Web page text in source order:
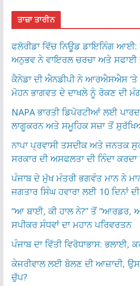
ਤਾਜ਼ਾ ਤਾਰੀਨ
ਫਲੋਰੀਡਾ ਵਿੱਚ ਨਿਊਡ ਡਾਇਨਿੰਗ
ਅਨੁਭਵ ਨੇ ਵਾਇਰਲ ਚਰਚਾ ਅਤੇ ਸਫਾਈ
ਕੈਨੇਡਾ ਦੀ ਐਨਡੀਪੀ ਨੇ ਆਰਐਸਐਸ ‘ਤੇ
ਮੋਹਨ ਭਾਗਵਤ ਦੇ ਦਾਖਲੇ ਨੂੰ ਰੋਕਣ ਦੀ
NAPA ਭਾਰਤੀ ਡਿਪੋਰਟੀਆਂ ਲਈ
ਲਾਗੂਕਰਨ ਅਤੇ ਸਮੂਹਿਕ ਸਜ਼ਾ ਤੋਂ
ਨਾਪਾ ਪ੍ਰਵਾਸੀ ਤਸਦੀਕ ਅਤੇ ਜਨਤਕ
ਸਰਕਾਰ ਦੀ ਅਸਫਲਤਾ ਦੀ ਨਿੰਦਾ ਕਰਦਾ
ਪੰਜਾਬ ਦੇ ਮੁੱਖ ਮੰਤਰੀ ਭਗਵੰਤ ਮਾਨ ਨੇ
ਜਗਤਾਰ ਸਿੰਘ ਹਵਾਰਾ ਲਈ 10 ਦਿਨਾਂ
“ਆ ਬਾਈ, ਕੀ ਹਾਲ ਨੇ?” ਤੋਂ “ਆਰਡਰ,
ਸਪੀਕਰ ਸੰਧਵਾਂ ਦਾ ਮਹਾਨ ਪਰਿਵਰਤਨ
ਪੰਜਾਬ ਦਾ ਵਿੱਤੀ ਵਿਰੋਧਾਭਾਸ: ਭਲਾਈ,
ਕੇਜਰੀਵਾਲ ਲਈ ਬੋਲਣ ਦੀ ਆਜ਼ਾਦੀ,
ਚੁੱਪ?